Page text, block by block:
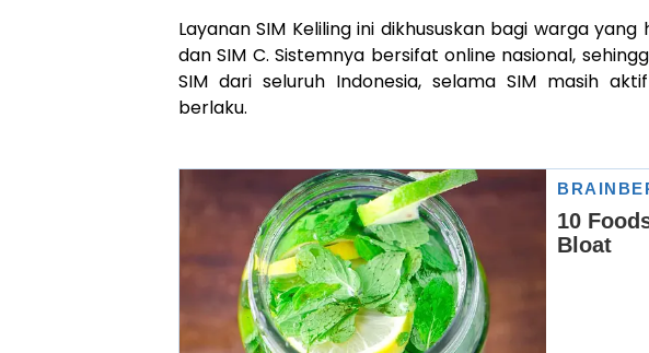
Layanan SIM Keliling ini dikhususkan bagi warga
dan SIM C. Sistemnya bersifat online nasional,
SIM dari seluruh Indonesia, selama SIM masih
berlaku.